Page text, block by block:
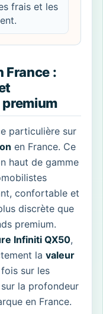
frais et les
France :
particulière sur
en France. Ce
haut de gamme
confortable et
discrète que
premium.
Infiniti QX50,
la valeur
sur les
la profondeur
en France.